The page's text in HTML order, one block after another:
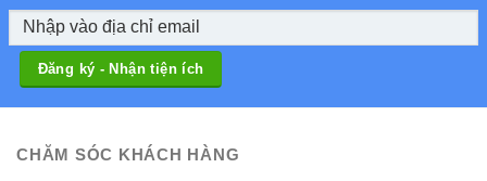
CHĂM SÓC KHÁCH HÀNG